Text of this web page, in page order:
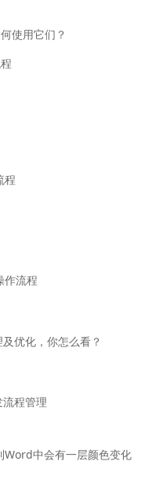
使用它们？
程
作流程
优化，你怎么看？
程管理
Word中会有一层颜色变化